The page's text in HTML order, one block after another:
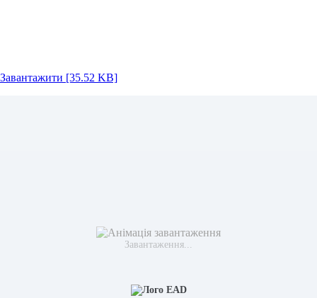
Завантажити [35.52 KB]
Завантаження...